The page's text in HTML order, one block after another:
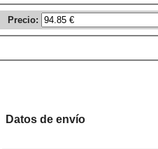
Precio:
Datos de envío